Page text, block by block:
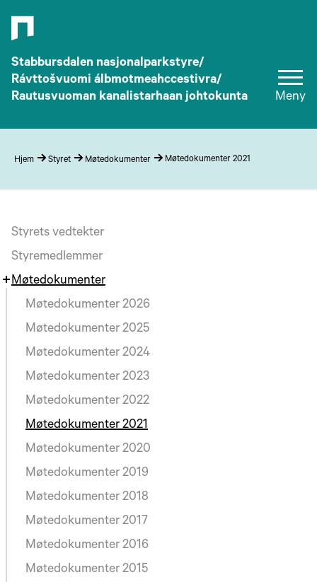
Stabbursdalen nasjonalparkstyre/
Rávttošvuomi álbmotmeahccestivra/
Rautusvuoman kanalistarhaan johtokunta
Meny
Hjem Styret Møtedokumenter Møtedokumenter 2021
Styrets vedtekter
Styremedlemmer
Møtedokumenter
Møtedokumenter 2026
Møtedokumenter 2025
Møtedokumenter 2024
Møtedokumenter 2023
Møtedokumenter 2022
Møtedokumenter 2021
Møtedokumenter 2020
Møtedokumenter 2019
Møtedokumenter 2018
Møtedokumenter 2017
Møtedokumenter 2016
Møtedokumenter 2015